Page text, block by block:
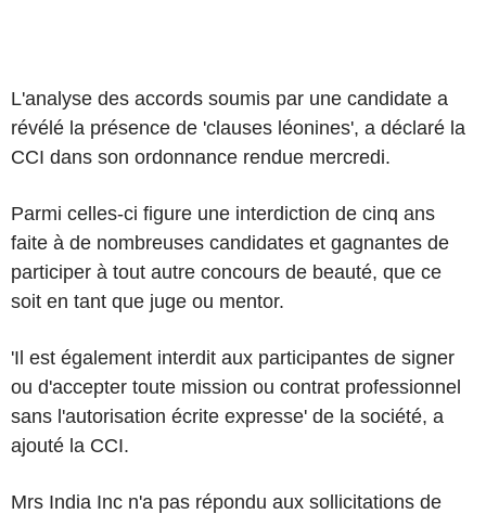
L'analyse des accords soumis par une candidate a
révélé la présence de 'clauses léonines', a déclaré la
CCI dans son ordonnance rendue mercredi.
Parmi celles-ci figure une interdiction de cinq ans
faite à de nombreuses candidates et gagnantes de
participer à tout autre concours de beauté, que ce
soit en tant que juge ou mentor.
'Il est également interdit aux participantes de signer
ou d'accepter toute mission ou contrat professionnel
sans l'autorisation écrite expresse' de la société, a
ajouté la CCI.
Mrs India Inc n'a pas répondu aux sollicitations de